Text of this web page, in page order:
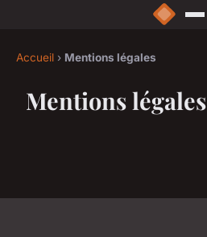
Accueil › Mentions légales
Mentions légales